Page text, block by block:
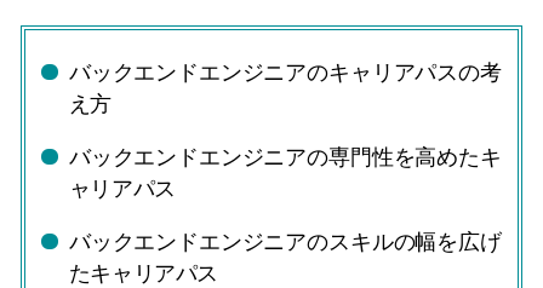
バックエンドエンジニアのキャリアパスの考
え方
バックエンドエンジニアの専門性を高めたキ
ャリアパス
バックエンドエンジニアのスキルの幅を広げ
たキャリアパス